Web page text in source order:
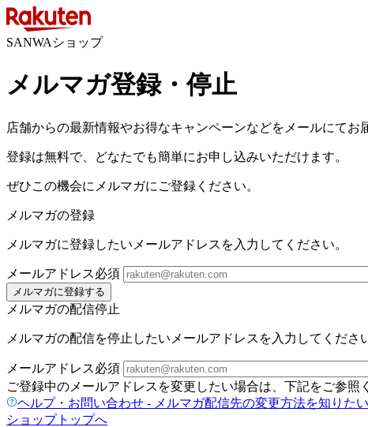
SANWAショップ
メルマガ登録・停止
店舗からの最新情報やお得なキャンペーンなどをメールにてお
登録は無料で、どなたでも簡単にお申し込みいただけます。
ぜひこの機会にメルマガにご登録ください。
メルマガの登録
メルマガに登録したいメールアドレスを入力してください。
メールアドレス必須
メルマガに登録する
メルマガの配信停止
メルマガの配信を停止したいメールアドレスを入力してくださ
メールアドレス必須
ご登録中のメールアドレスを変更したい場合は、下記をご参照
ヘルプ・お問い合わせ - メルマガ配信先の変更方法を知りたい
ショップトップへ